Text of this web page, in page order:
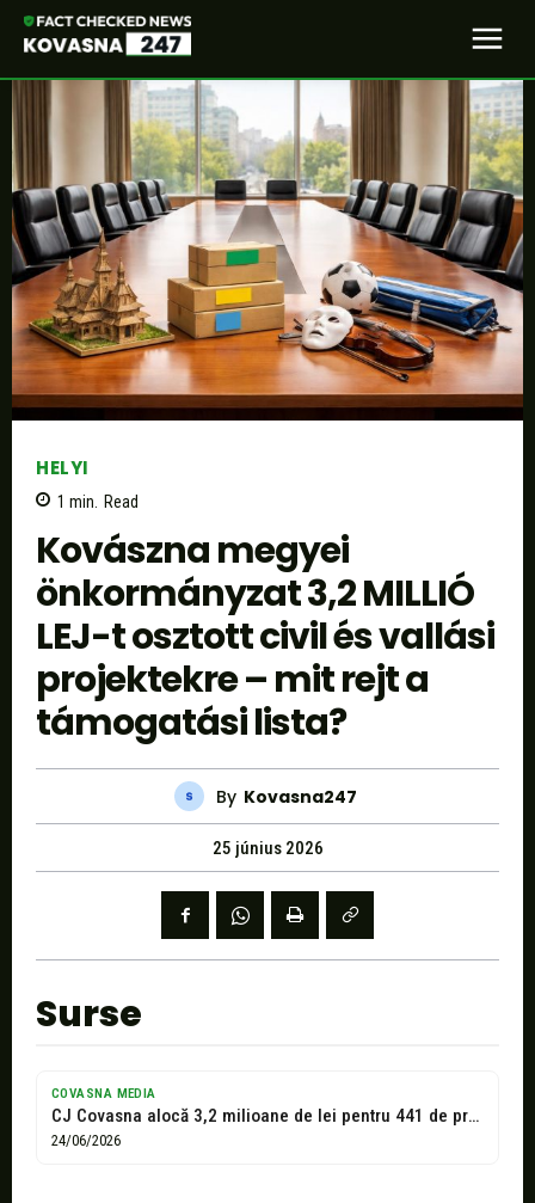
HELYI
1 min. Read
Kovászna megyei
önkormányzat 3,2 MILLIÓ
LEJ-t osztott civil és vallási
projektekre – mit rejt a
támogatási lista?
By Kovasna247
25 június 2026
Surse
COVASNA MEDIA
CJ Covasna alocă 3,2 milioane de lei pentru 441 de proiecte ale...
24/06/2026